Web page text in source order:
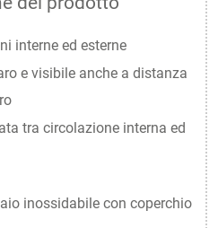
interne ed esterne
e visibile anche a distanza
tra circolazione interna ed
inossidabile con coperchio